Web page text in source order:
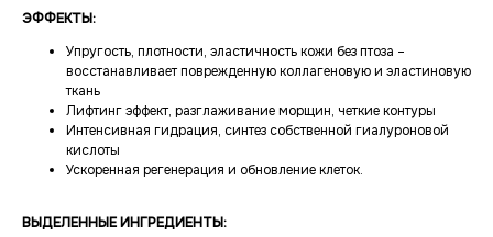
ЭФФЕКТЫ:
Упругость, плотности, эластичность кожи без птоза –
восстанавливает поврежденную коллагеновую и эластиновую
ткань
Лифтинг эффект, разглаживание морщин, четкие контуры
Интенсивная гидрация, синтез собственной гиалуроновой
кислоты
Ускоренная регенерация и обновление клеток.
ВЫДЕЛЕННЫЕ ИНГРЕДИЕНТЫ: